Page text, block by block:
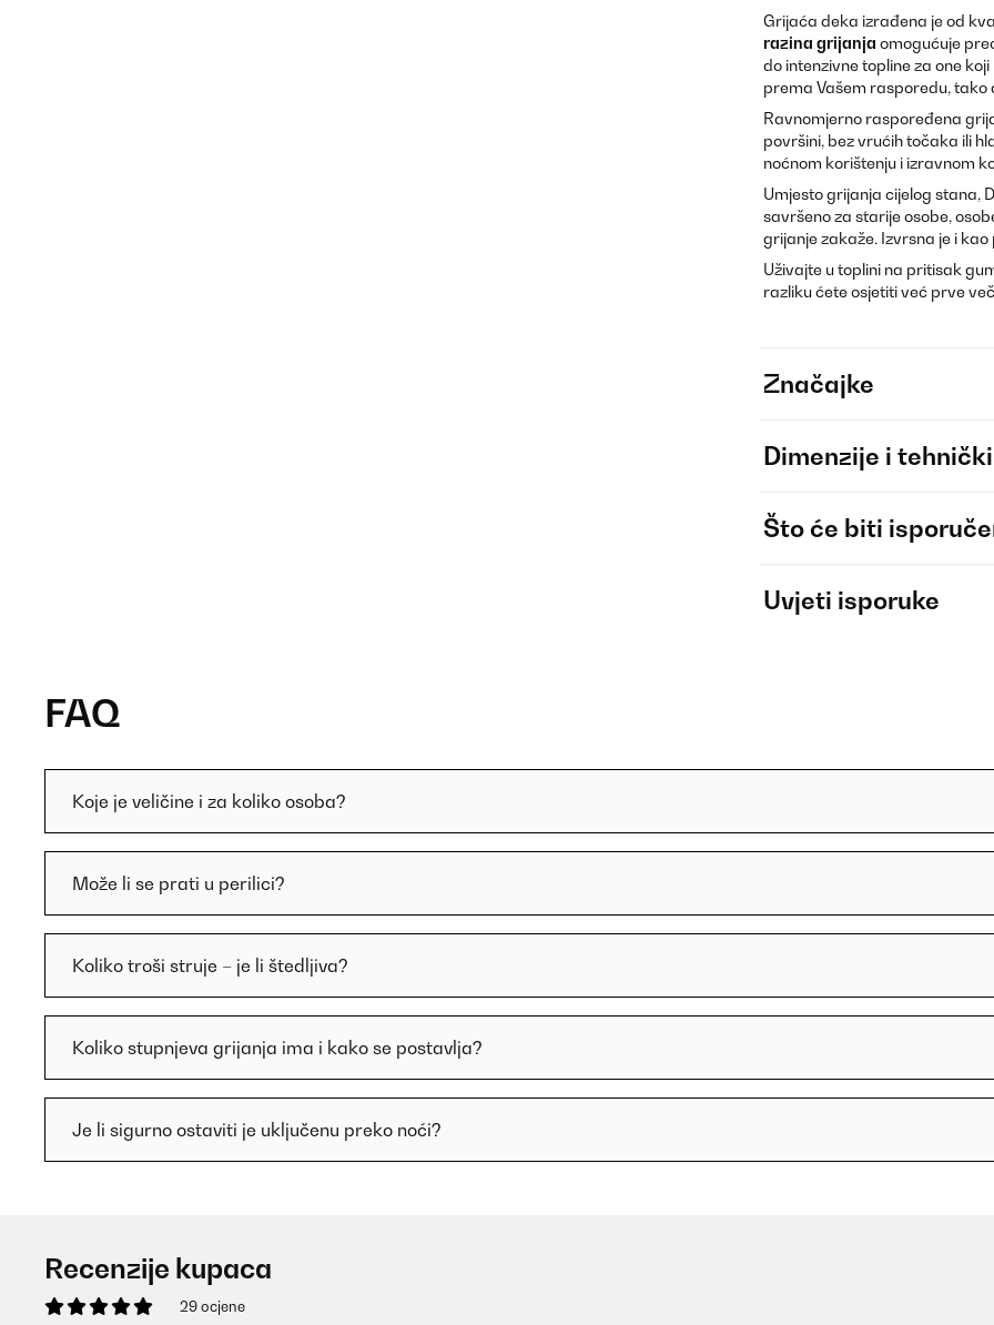
Grijaća deka izrađena je od
razina grijanja omogućuje
do intenzivne topline za one
prema Vašem rasporedu, tako
Ravnomjerno raspoređena
površini, bez vrućih točaka ili
noćnom korištenju i izravnom
Umjesto grijanja cijelog stana,
savršeno za starije osobe,
grijanje zakaže. Izvrsna je i
Uživajte u toplini na pritisak
razliku ćete osjetiti već prve
Značajke
Dimenzije i
Što će biti
Uvjeti isporuke
FAQ
Koje je veličine i za koliko osoba?
Može li se prati u perilici?
Koliko troši struje – je li štedljiva?
Koliko stupnjeva grijanja ima i kako se postavlja?
Je li sigurno ostaviti je uključenu preko noći?
Recenzije kupaca
29 ocjene